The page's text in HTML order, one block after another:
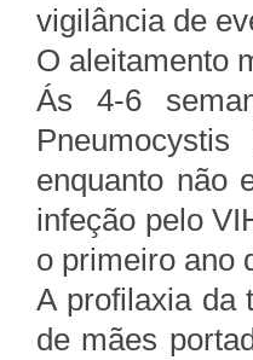
vigilância de
O aleitamento
Ás 4-6
enquanto não
infeção pelo
o primeiro ano
A profilaxia da
de mães